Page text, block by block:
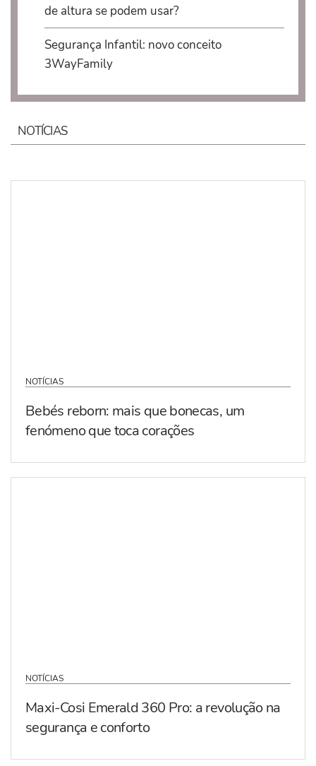
de altura se podem usar?
Segurança Infantil: novo conceito
3WayFamily
NOTÍCIAS
NOTÍCIAS
Bebés reborn: mais que bonecas, um
fenómeno que toca corações
NOTÍCIAS
Maxi-Cosi Emerald 360 Pro: a revolução na
segurança e conforto